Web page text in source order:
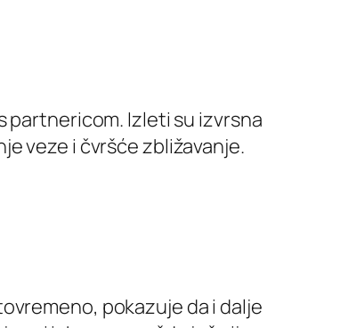
partnericom. Izleti su izvrsna
veze i čvršće zbližavanje.
pokazuje da i dalje